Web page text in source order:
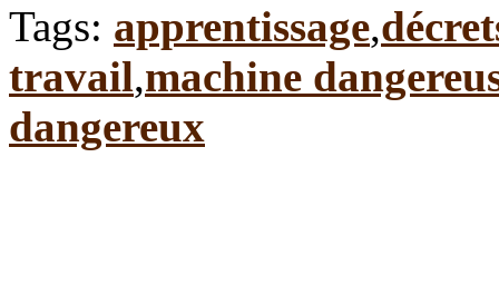
Tags: apprentissage,
travail,machine
dangereux